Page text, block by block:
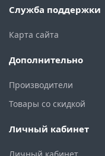
Служба поддержки
Карта сайта
Дополнительно
Производители
Товары со скидкой
Личный кабинет